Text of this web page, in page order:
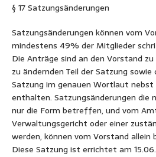
§ 17 Satzungsänderungen
Satzungsänderungen können vom
mindestens 49% der Mitglieder
Die Anträge sind an den Vorstand
zu ändernden Teil der Satzung
Satzung im genauen Wortlaut nebst
enthalten. Satzungsänderungen die
nur die Form betreffen, und vom
Verwaltungsgericht oder einer
werden, können vom Vorstand allein
Diese Satzung ist errichtet am